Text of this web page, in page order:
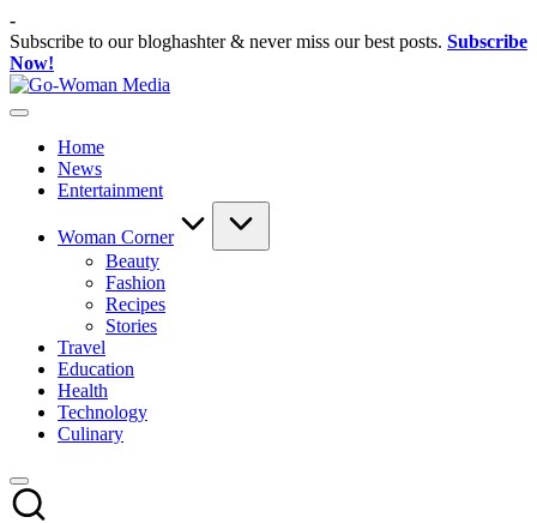
Skip
to
content
-
Subscribe to our bloghashter & never miss our best posts. Subscribe
Now!
Portal
Untuk
Wanita
Indonesia
Home
News
Entertainment
Woman Corner
Beauty
Fashion
Recipes
Stories
Travel
Education
Health
Technology
Culinary